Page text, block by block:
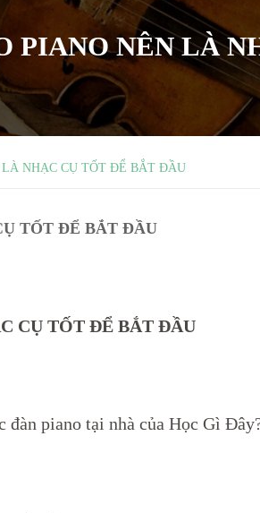
PIANO NÊN LÀ
NHẠC CỤ TỐT ĐỂ BẮT ĐẦU
TỐT ĐỂ BẮT ĐẦU
CỤ TỐT ĐỂ BẮT ĐẦU
piano tại nhà của Học Gì